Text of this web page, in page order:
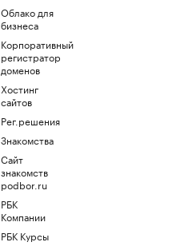
Облако для
бизнеса
Корпоративный
регистратор
доменов
Хостинг
сайтов
Рег.решения
Знакомства
Сайт
знакомств
podbor.ru
РБК
Компании
РБК Курсы